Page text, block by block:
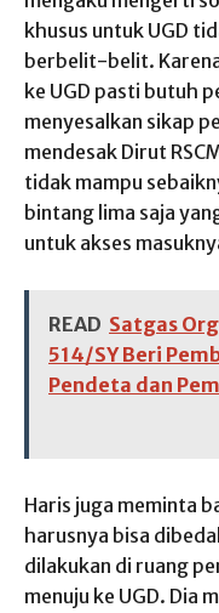
khusus untuk UGD
berbelit-belit.
ke UGD pasti butuh
menyesalkan sikap
mendesak Dirut
tidak mampu
bintang lima saja
untuk akses
READ Satgas
514/SY Beri
Pendeta dan
Haris juga meminta
harusnya bisa
dilakukan di ruang
menuju ke UGD. Dia